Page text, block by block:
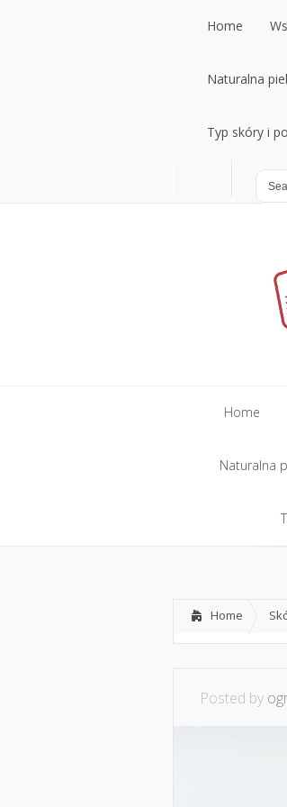
Home
Naturalna
Typ skóry i
Home
Naturalna
Home
Posted by